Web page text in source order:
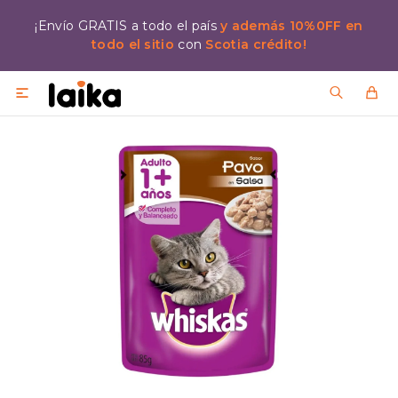
¡Envío GRATIS a todo el paísy además 10%0FF en
todo el sitio con Scotia crédito!
